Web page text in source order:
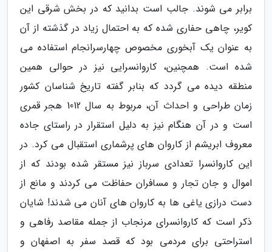
برابر می شوند. جالب است بدانید که در بخش شرقی این
کویر، چاهی حفاری شده که به احتمال زیاد در گذشته از آن
به عنوان یک آبخوری مخصوص چهارسرانجام استفاده می
شده است. همچنین، کاروانسرایی نیز در حوالی همین
منطقه دیده می گردد که بنابر گفته تاریخ شناسان کشور
زمان طراحی و احداث آن، مربوط به سال 1012 هجر قمری
است و در آن هنگام نیز به دلیل استقرار در راستای جاده
معروف ابریشم از کاروان های پرشماری استقبال می کرد. در
این کاروانسرا تعدادی سرباز نیز مستقر شده بودند که از
اموال و جان تجار و مسافران حفاظت می کردند و مانع از
دست درازی یاغی ها به کاروان های آنان می شدند! شایان
ذکر است که کاروانسرای مرنجاب از جمله مقاصد رفاهی و
استراحتی برای مردمی بود که قصد سفر به اصفهان و